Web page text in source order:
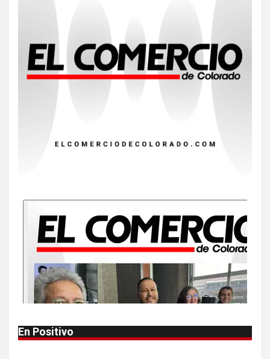
precio
8 • ESTADOS UNIDOS HOGAR Y SALUD
EEUU este año que en 2025
• ESTADOS UNIDOS
HOGAR Y SALUD
NOTICIAS
Van 4,100 casos confirmados
por parásito que causa
diarrea en EEUU
• HOGAR Y SALUD LOCAL NOTICIAS
Reportan en Colorado 110
En Positivo